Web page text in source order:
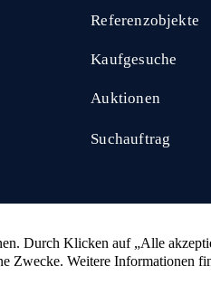
Referenzobjekte
Kaufgesuche
Auktionen
Suchauftrag